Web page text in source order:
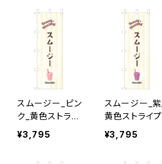
スムージー_ピン
ク_黄色ストライ
プ のぼり旗
¥3,795
スムージー_紫_
黄色ストライプ
のぼり旗
¥3,795